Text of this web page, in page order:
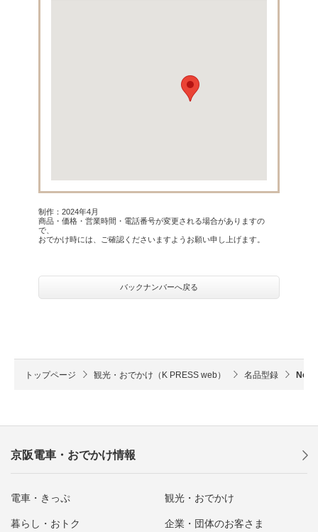
制作：2024年4月
商品・価格・営業時間・電話番号が変更される場合がありますの
で、
おでかけ時には、ご確認くださいますようお願い申し上げます。
バックナンバーへ戻る
トップページ 観光・おでかけ（K PRESS web） 名品型録
京阪電車・おでかけ情報
電車・きっぷ 観光・おでかけ
暮らし・おトク 企業・団体のお客さま